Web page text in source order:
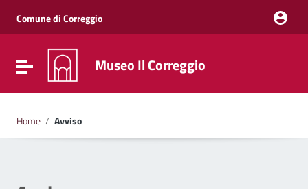
Vai al menu di navigazione
Vai al footer
Comune di Correggio
Attiva / disattiva la navigazione
Museo Il Correggio
Home / Avviso